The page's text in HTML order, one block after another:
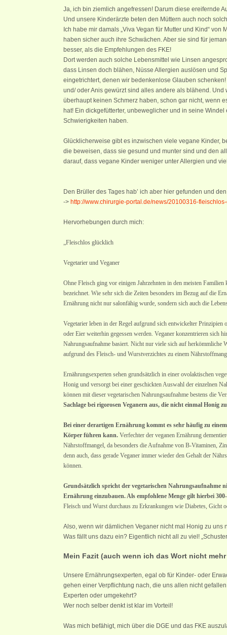
Ja, ich bin ziemlich angefressen! Darum diese ereifernde
Und unsere Kinderärzte beten den Müttern auch noch
Ich habe mir damals „Viva Vegan für Mutter und Kind“
haben sicher auch ihre Schwächen. Aber sie sind für
besser, als die Empfehlungen des FKE!
Dort werden auch solche Lebensmittel wie Linsen
dass Linsen doch blähen, Nüsse Allergien auslösen und
eingetrichtert, denen wir bedenkenlose Glauben
und/ oder Anis gewürzt sind alles andere als blähend.
überhaupt keinen Schmerz haben, schon gar nicht, wenn
hat! Ein dickgefütterter, unbeweglicher und in seine
Schwierigkeiten haben.
Glücklicherweise gibt es inzwischen viele vegane Kinder,
die beweisen, dass sie gesund und munter sind und den
darauf, dass vegane Kinder weniger unter Allergien und
Den Brüller des Tages hab’ ich aber hier gefunden und
-> http://www.chirurgie-portal.de/news/20100316-
Hervorhebungen durch mich:
„Fleischlos glücklich
Vegetarier und Veganer
Ohne Fleisch ging vor einigen Jahrzehnten in den meisten
bezeichnet. Wie sehr sich die Zeiten besonders im Bezug auf die
Ernährung nicht nur salonfähig wurde, sondern sich auch die
Vegetarier leben in der Regel aufgrund sich entwickelter
oder Eier weiterhin gegessen werden. Veganer konzentrieren sich
Nahrungsaufnahme basiert. Nicht nur viele sich auf herkömmliche
aufgrund des Fleisch- und Wurstverzichtes zu einem
Ernährungsexperten sehen grundsätzlich in einer ovolaktischen
Honig und versorgt bei einer geschickten Auswahl der einzelnen
können mit dieser vegetarischen Nahrungsaufnahme bestens die
Sachlage bei rigorosen Veganern aus, die nicht einmal Honig
Bei einer derartigen Ernährung kommt es sehr häufig zu
Körper führen kann. Verfechter der veganen Ernährung
Nährstoffmangel, da besonders die Aufnahme von B-Vitaminen,
denn auch, dass gerade Veganer immer wieder den Gehalt der
können.
Grundsätzlich spricht der vegetarischen Nahrungsaufnahme
Ernährung einzubauen. Als empfohlene Menge gilt hierbei
Fleisch und Wurst durchaus zu Erkrankungen wie Diabetes, Gicht
Also, wenn wir dämlichen Veganer nicht mal Honig zu
Was fällt uns dazu ein? Eigentlich nicht all zu viel!
Mein Fazit (auch wenn ich das Wort nicht
Unsere Ernährungsexperten, egal ob für Kinder- oder
gehen einer Verpflichtung nach, die uns allen nicht
Experten oder umgekehrt?
Wer noch selber denkt ist klar im Vorteil!
Was mich befähigt, mich über die DGE und das FKE